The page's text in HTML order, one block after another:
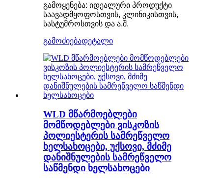
გამოყენება: იდეალური პროდუქტი
საავადმყოფოსთვის, კლინიკისთვის,
სასტუმროსთვის და ა.შ.
გამოძიებადეტალი
WLD მწარმოებლები
მომწოდებლები ვისკოზის
პოლიესტერის სამრეწველო
ხელსახოცები, უქსოვი, მძიმე
დანიშნულების სამრეწველო
საწმენდი ხელსახოცები